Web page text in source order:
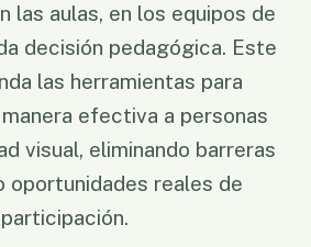
las aulas, en los equipos de
decisión pedagógica. Este
las herramientas para
efectiva a personas
visual, eliminando barreras
oportunidades reales de
participación.